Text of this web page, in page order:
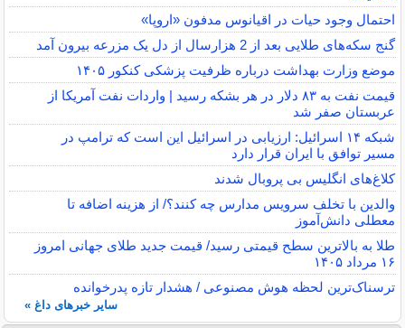
احتمال وجود حیات در اقیانوس مدفون «اروپا»
گنج سکه‌های طلایی بعد از 2 هزارسال از دل یک مزرعه بیرون آمد
موضع وزارت بهداشت درباره ظرفیت پزشکی کنکور ۱۴۰۵
قیمت نفت به ۸۳ دلار در هر بشکه رسید | واردات نفت آمریکا از
عربستان صفر شد
شبکه ۱۴ اسرائیل: ارزیابی در اسرائیل این است که ترامپ در
مسیر توافق با ایران قرار دارد
کلاغ‌های انگلیس بی پروبال شدند
والدین با تخلف سرویس مدارس چه کنند؟/ از هزینه اضافه تا
معطلی دانش‌آموز
طلا به بالاترین سطح قیمتی رسید/ قیمت جدید طلای جهانی امروز
۱۶ مرداد ۱۴۰۵
ترسناک‌ترین لحظه هوش مصنوعی / هشدار تازه پدرخوانده
سایر خبرهای داغ »